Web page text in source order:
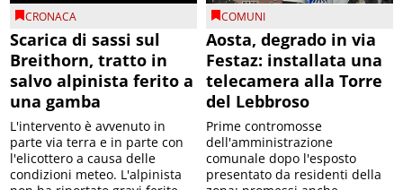
CRONACA
Scarica di sassi sul
Breithorn, tratto in
salvo alpinista ferito a
una gamba
L'intervento è avvenuto in
parte via terra e in parte con
l'elicottero a causa delle
condizioni meteo. L'alpinista
COMUNI
Aosta, degrado in via
Festaz: installata una
telecamera alla Torre
del Lebbroso
Prime contromosse
dell'amministrazione
comunale dopo l'esposto
presentato da residenti della